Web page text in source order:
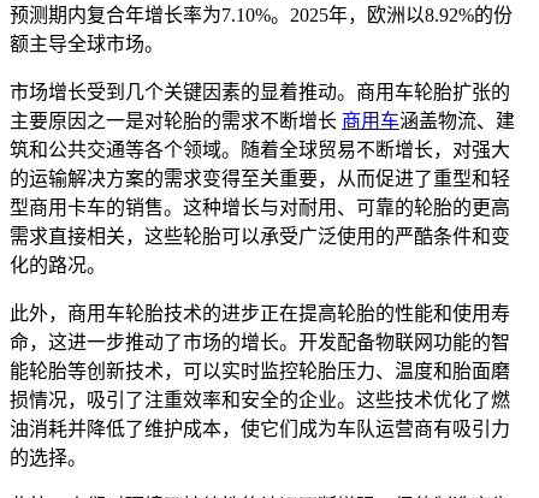
预测期内复合年增长率为7.10%。 2025年，欧洲以8.92%的份
额主导全球市场。
市场增长受到几个关键因素的显着推动。商用车轮胎扩张的
主要原因之一是对轮胎的需求不断增长 商用车涵盖物流、建
筑和公共交通等各个领域。随着全球贸易不断增长，对强大
的运输解决方案的需求变得至关重要，从而促进了重型和轻
型商用卡车的销售。这种增长与对耐用、可靠的轮胎的更高
需求直接相关，这些轮胎可以承受广泛使用的严酷条件和变
化的路况。
此外，商用车轮胎技术的进步正在提高轮胎的性能和使用寿
命，这进一步推动了市场的增长。开发配备物联网功能的智
能轮胎等创新技术，可以实时监控轮胎压力、温度和胎面磨
损情况，吸引了注重效率和安全的企业。这些技术优化了燃
油消耗并降低了维护成本，使它们成为车队运营商有吸引力
的选择。